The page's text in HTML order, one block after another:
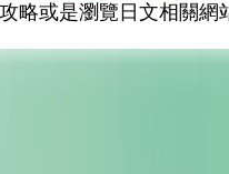
略或是瀏覽日文相關網